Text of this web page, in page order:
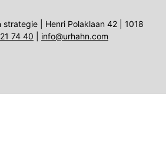
strategie | Henri Polaklaan 42 | 1018
74 40 info@urhahn.com